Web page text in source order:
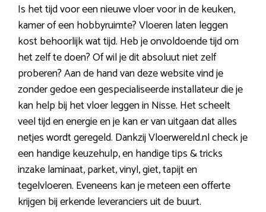
Is het tijd voor een nieuwe vloer voor in de keuken,
kamer of een hobbyruimte? Vloeren laten leggen
kost behoorlijk wat tijd. Heb je onvoldoende tijd om
het zelf te doen? Of wil je dit absoluut niet zelf
proberen? Aan de hand van deze website vind je
zonder gedoe een gespecialiseerde installateur die je
kan help bij het vloer leggen in Nisse. Het scheelt
veel tijd en energie en je kan er van uitgaan dat alles
netjes wordt geregeld. Dankzij Vloerwereld.nl check je
een handige keuzehulp, en handige tips & tricks
inzake laminaat, parket, vinyl, giet, tapijt en
tegelvloeren. Eveneens kan je meteen een offerte
krijgen bij erkende leveranciers uit de buurt.